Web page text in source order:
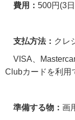
費用： 500円 (3
支払方法： クレ
VISA、
Clubカードを利用
準備する物： 画